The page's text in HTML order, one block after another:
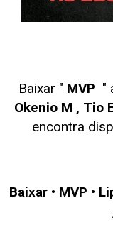
Baixar " MVP "
Okenio M , Tio
encontra
Baixar• MVP •